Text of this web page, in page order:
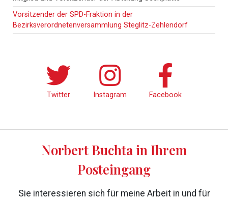
Sidebar
Vorsitzender der SPD-Fraktion in der
Bezirksverordnetenversammlung Steglitz-Zehlendorf
Twitter Instagram Facebook
Norbert Buchta in Ihrem
Posteingang
Sie interessieren sich für meine Arbeit in und für